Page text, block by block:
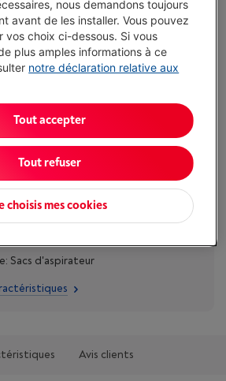
stock
J'achète
Comparer
Sacs d'aspirateur
Avis clients
nous demandons toujours
avant de les installer. Vous pouvez
vos choix ci-dessous. Si vous
plus amples informations à ce
notre déclaration relative aux
choisis mes cookies
Tout refuser
Tout accepter